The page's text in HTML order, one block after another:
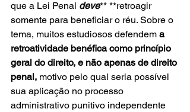
que a Lei Penal deve** **retroagir
somente para beneficiar o réu. Sobre o
tema, muitos estudiosos defendem a
retroatividade benéfica como princípio
geral do direito, e não apenas de direito
penal, motivo pelo qual seria possível
sua aplicação no processo
administrativo punitivo independente